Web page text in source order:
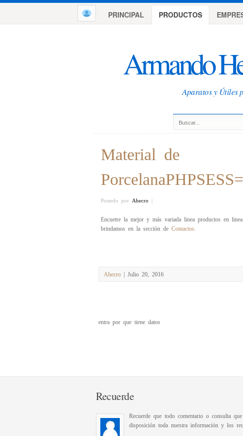
Armando
Aparatos y Útiles
PRINCIPAL PRODUCTOS
Material de
Postedo por Ahecro |
Encuetre la mejor y más variada linea productos en
brindamos en la sección de Contactos
Ahecro | Julio 20, 2016
entra por que tiene datos
Recuerde
Recuerde que todo comentario o consulta
disposición toda nuestra información y los